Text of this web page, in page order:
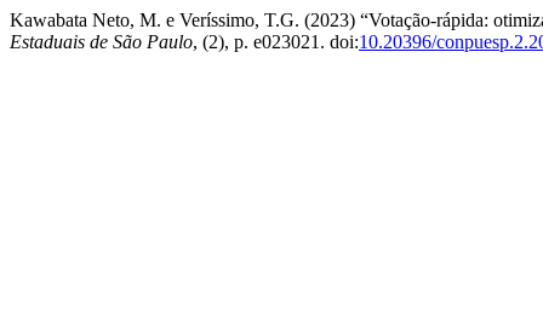
Kawabata Neto, M. e Veríssimo, T.G. (2023) “Votação-rápida:
Estaduais de São Paulo, (2), p. e023021. doi:10.20396/